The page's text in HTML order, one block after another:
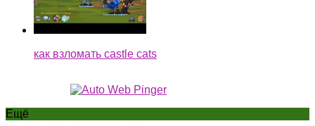
как взломать castle cats
Ещё